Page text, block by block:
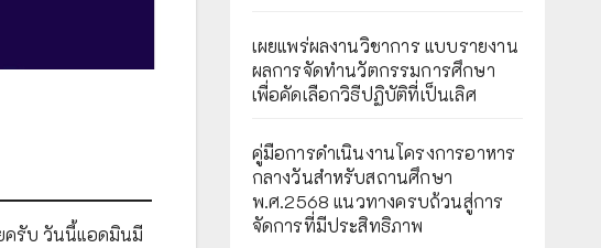
ครับ วันนี้แอดมินมี
เผยแพร่ผลงานวิชาการ แบบรายงาน
ผลการจัดทำนวัตกรรมการศึกษา
เพื่อคัดเลือกวิธีปฏิบัติที่เป็นเลิศ
คู่มือการดำเนินงานโครงการอาหาร
กลางวันสำหรับสถานศึกษา
พ.ศ.2568 แนวทางครบถ้วนสู่การ
จัดการที่มีประสิทธิภาพ